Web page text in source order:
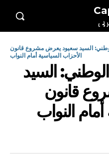
السيد سعيود يعرض مشروع قانون
الأحزاب السياسية أمام النواب
السيد
قانون
النواب